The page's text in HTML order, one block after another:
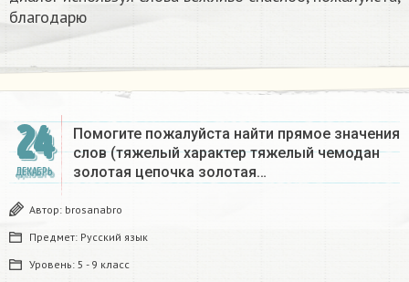
благодарю
24
ДЕКАБРЬ
Помогите пожалуйста найти прямое значения
слов (тяжелый характер тяжелый чемодан
золотая цепочка золотая…
Автор: brosanabro
Предмет: Русский язык
Уровень: 5 - 9 класс